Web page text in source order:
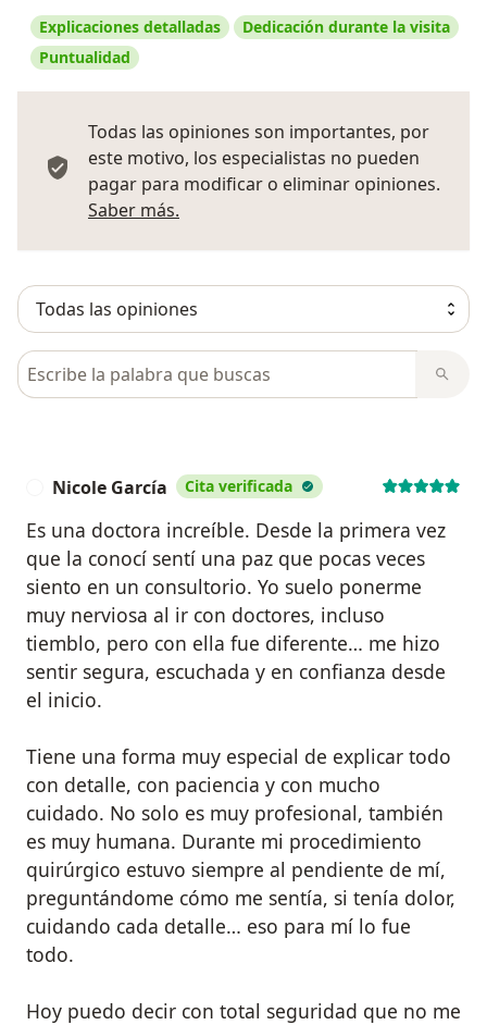
Explicaciones detalladas
Dedicación durante la visita
Puntualidad
Todas las opiniones son importantes, por
este motivo, los especialistas no pueden
pagar para modificar o eliminar opiniones.
Saber más.
Busca en opiniones
Nicole García Cita verificada
Es una doctora increíble. Desde la primera vez
que la conocí sentí una paz que pocas veces
siento en un consultorio. Yo suelo ponerme
muy nerviosa al ir con doctores, incluso
tiemblo, pero con ella fue diferente… me hizo
sentir segura, escuchada y en confianza desde
el inicio.
Tiene una forma muy especial de explicar todo
con detalle, con paciencia y con mucho
cuidado. No solo es muy profesional, también
es muy humana. Durante mi procedimiento
quirúrgico estuvo siempre al pendiente de mí,
preguntándome cómo me sentía, si tenía dolor,
cuidando cada detalle… eso para mí lo fue
todo.
Hoy puedo decir con total seguridad que no me